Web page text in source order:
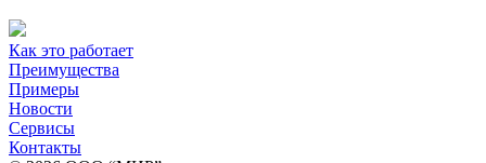
Как это работает
Преимущества
Примеры
Новости
Сервисы
Контакты